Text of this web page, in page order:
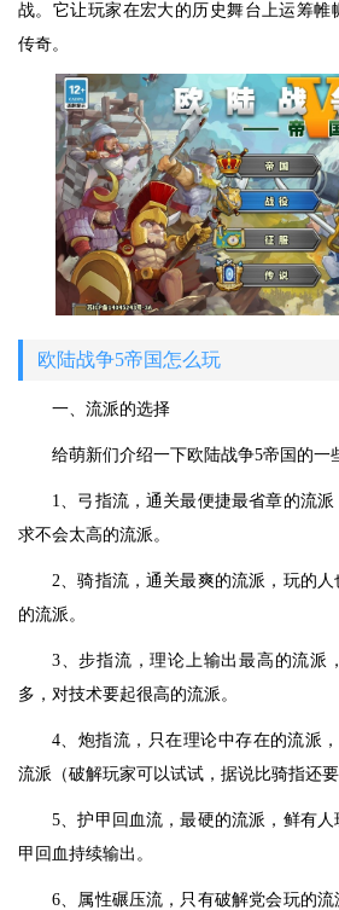
战。它让玩家在宏大的历史舞台上运筹帷
传奇。
欧陆战争5帝国怎么玩
一、流派的选择
给萌新们介绍一下欧陆战争5帝国的一
1、弓指流，通关最便捷最省章的流
求不会太高的流派。
2、骑指流，通关最爽的流派，玩的
的流派。
3、步指流，理论上输出最高的流派
多，对技术要起很高的流派。
4、炮指流，只在理论中存在的流派
流派（破解玩家可以试试，据说比骑指还要
5、护甲回血流，最硬的流派，鲜有
甲回血持续输出。
6、属性碾压流，只有破解党会玩的